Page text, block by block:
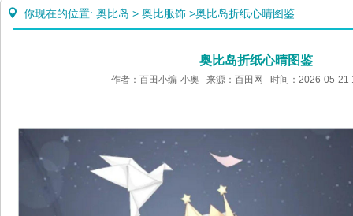
你现在的位置: 奥比岛 > 奥比服饰 >奥比岛折纸心晴图鉴
奥比岛折纸心晴图鉴
作者：百田小编-小奥 来源：百田网 时间：2026-05-